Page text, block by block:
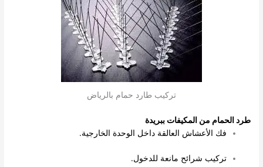
تركيب طارد حمام بالرياض
طرد الحمام من المكيفات ببريدة
فك الأعشاش العالقة داخل الوحدة الخارجية.
تركيب شرائح مانعة للدخول.